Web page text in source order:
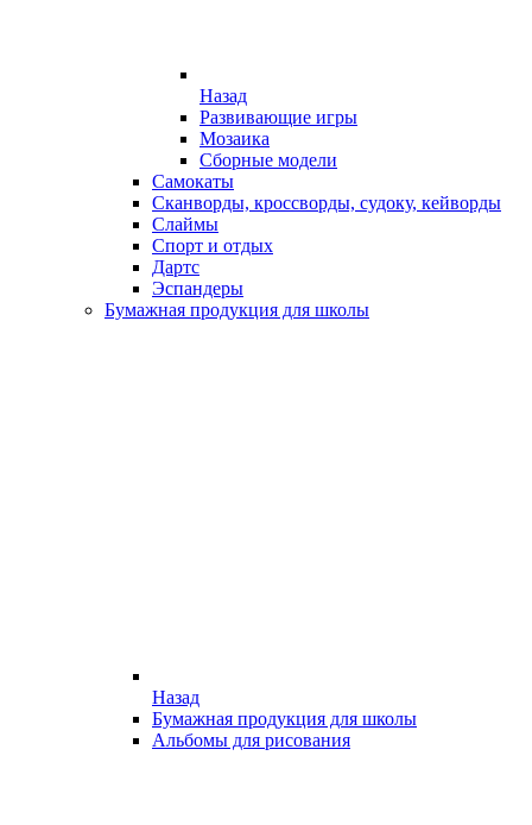
Назад
Развивающие игры
Мозаика
Сборные модели
Самокаты
Сканворды, кроссворды, судоку, кейворды
Слаймы
Спорт и отдых
Дартс
Эспандеры
Бумажная продукция для школы
Назад
Бумажная продукция для школы
Альбомы для рисования